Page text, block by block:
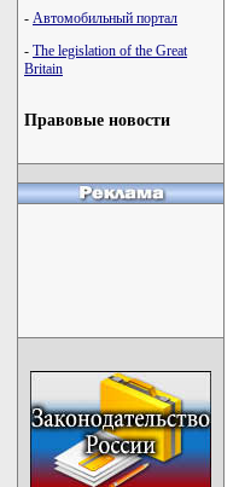
- Автомобильный портал
- The legislation of the Great
Britain
Правовые новости